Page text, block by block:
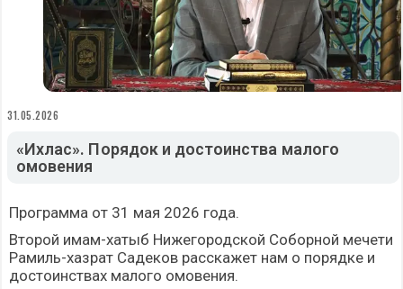
31.05.2026
«Ихлас». Порядок и достоинства малого
омовения
Программа от 31 мая 2026 года.
Второй имам-хатыб Нижегородской Соборной мечети
Рамиль-хазрат Садеков расскажет нам о порядке и
достоинствах малого омовения.